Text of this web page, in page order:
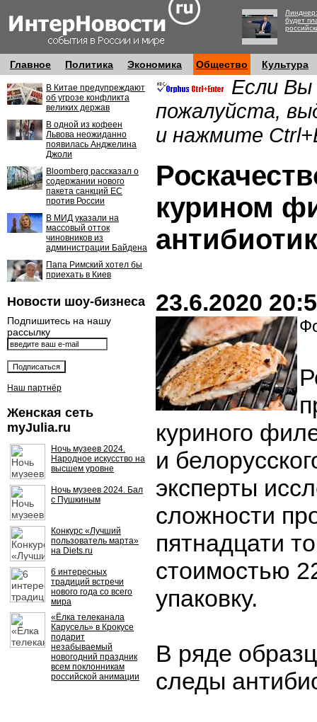
будет
Главное Политика Экономика Общество Культура
В Китае предупреждают
об угрозе конфликта
великих держав
В одной из кофеен
Львова неожиданно
появилась Анджелина
Джоли
Bloomberg рассказал о
содержании нового
пакета санкций ЕС
против России
В МИД указали на
массовый отток
чиновников из
администрации Байдена
Папа Римский хотел бы
приехать в Киев
Новости шоу-бизнеса
Подпишитесь на нашу
рассылку
Наш партнёр
Женская сеть
myJulia.ru
Ночь музеев 2024.
Народное искусство на
высшем уровне
Ночь музеев 2024. Бал
с Пушкиным
Конкурс «Лучший
пользователь марта»
на Diets.ru
6 интересных
традиций встречи
нового года со всего
мира
«Ёлка телеканала
Карусель» в Крокусе
подарит
незабываемый
новогодний праздник
всем поклонникам
российской анимации
Если Вы
пожалуйста,
и нажмите
курином
23.6.2020
куриного
и
эксперты
сложности
пятнадцати
стоимостью
упаковку.
В ряде
следы